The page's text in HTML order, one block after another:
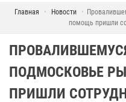
Главная Новости
помощь пришли
ПОДМОСКОВЬЕ
ПРИШЛИ